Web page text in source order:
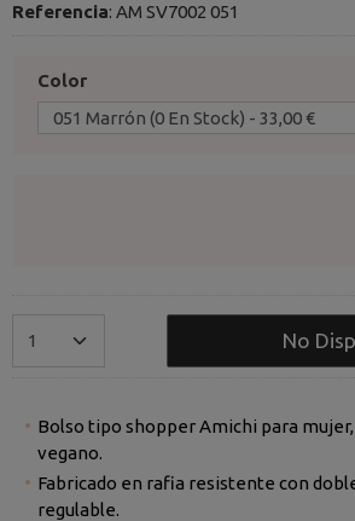
Referencia: AM SV7002 051
Color
No
Bolso tipo shopper Amichi para mujer,
vegano.
Fabricado en rafia resistente con
regulable.